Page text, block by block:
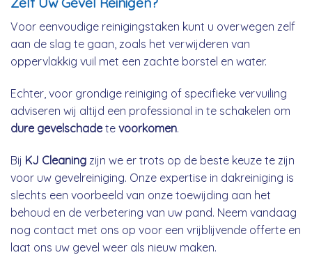
Voor eenvoudige reinigingstaken kunt u overwegen zelf
aan de slag te gaan, zoals het verwijderen van
oppervlakkig vuil met een zachte borstel en water.
Echter, voor grondige reiniging of specifieke vervuiling
adviseren wij altijd een professional in te schakelen om
dure gevelschadete voorkomen.
Bij KJ Cleaning zijn we er trots op de beste keuze te zijn
voor uw gevelreiniging. Onze expertise in dakreiniging is
slechts een voorbeeld van onze toewijding aan het
behoud en de verbetering van uw pand. Neem vandaag
nog contact met ons op voor een vrijblijvende offerte en
laat ons uw gevel weer als nieuw maken.